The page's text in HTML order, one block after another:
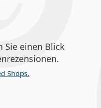
Sie einen Blick
Shops.